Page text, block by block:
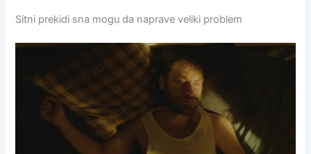
Sitni prekidi sna mogu da naprave veliki problem